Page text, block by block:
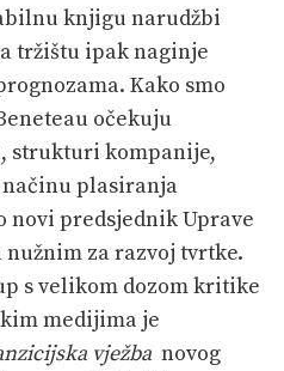
knjigu narudžbi
tržištu ipak naginje
Kako smo
očekuju
strukturi kompanije,
plasiranja
novi predsjednik Uprave
nužnim za razvoj tvrtke.
s velikom dozom kritike
medijima je
vježba novog